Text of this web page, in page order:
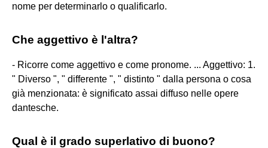
nome per determinarlo o qualificarlo.
Che aggettivo è l'altra?
- Ricorre come aggettivo e come pronome. ... Aggettivo: 1.
" Diverso ", " differente ", " distinto " dalla persona o cosa
già menzionata: è significato assai diffuso nelle opere
dantesche.
Qual è il grado superlativo di buono?